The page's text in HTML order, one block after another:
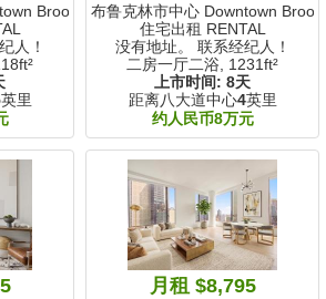
Brooklyn, NY
人！
英里
布鲁克林市中心 Downtown
住宅出租 RENTAL
没有地址。 联系经纪人！
二房一厅二浴, 1231ft²
上市时间: 8天
距离八大道中心4英里
约人民币8万元
月租 $8,795